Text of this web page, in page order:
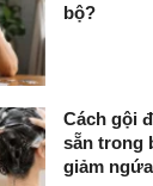
bộ?
Cách gội
sẵn trong
giảm